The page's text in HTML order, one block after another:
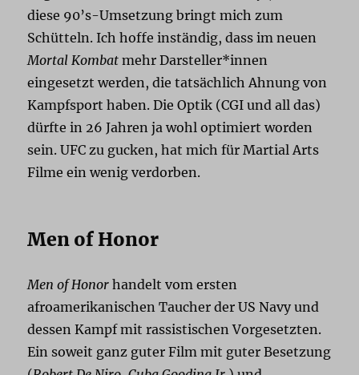
diese 90’s-Umsetzung bringt mich zum
Schütteln. Ich hoffe inständig, dass im neuen
Mortal Kombat mehr Darsteller*innen
eingesetzt werden, die tatsächlich Ahnung von
Kampfsport haben. Die Optik (CGI und all das)
dürfte in 26 Jahren ja wohl optimiert worden
sein. UFC zu gucken, hat mich für Martial Arts
Filme ein wenig verdorben.
Men of Honor
Men of Honor handelt vom ersten
afroamerikanischen Taucher der US Navy und
dessen Kampf mit rassistischen Vorgesetzten.
Ein soweit ganz guter Film mit guter Besetzung